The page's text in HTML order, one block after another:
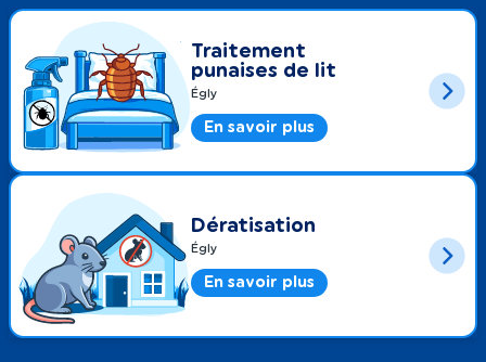
Traitement
punaises de lit
Égly
En savoir plus
Dératisation
Égly
En savoir plus